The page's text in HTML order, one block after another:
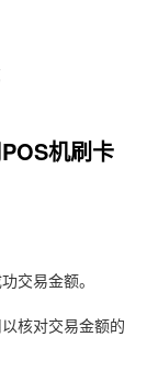
机刷卡
交易金额。
核对交易金额的